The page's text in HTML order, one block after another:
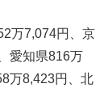
万7,074円、京
愛知県816万
万8,423円、北